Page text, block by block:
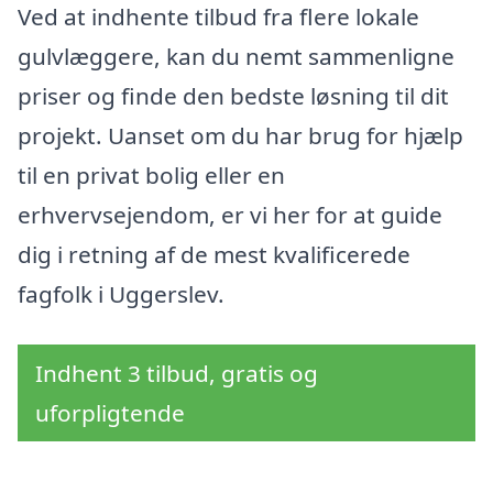
Ved at indhente tilbud fra flere lokale
gulvlæggere, kan du nemt sammenligne
priser og finde den bedste løsning til dit
projekt. Uanset om du har brug for hjælp
til en privat bolig eller en
erhvervsejendom, er vi her for at guide
dig i retning af de mest kvalificerede
fagfolk i Uggerslev.
Indhent 3 tilbud, gratis og
uforpligtende